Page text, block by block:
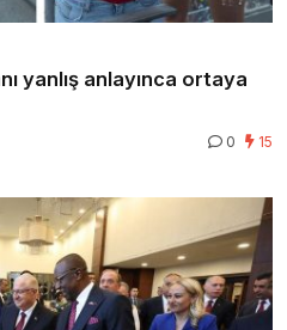
yanlış anlayınca ortaya
0 15